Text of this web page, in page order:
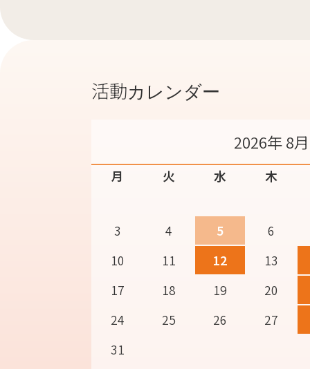
活動カレンダー
2026年 8月
月 火 水 木
3
4 5 6
10
11 12 13
17
18 19 20
24
25 26 27
31